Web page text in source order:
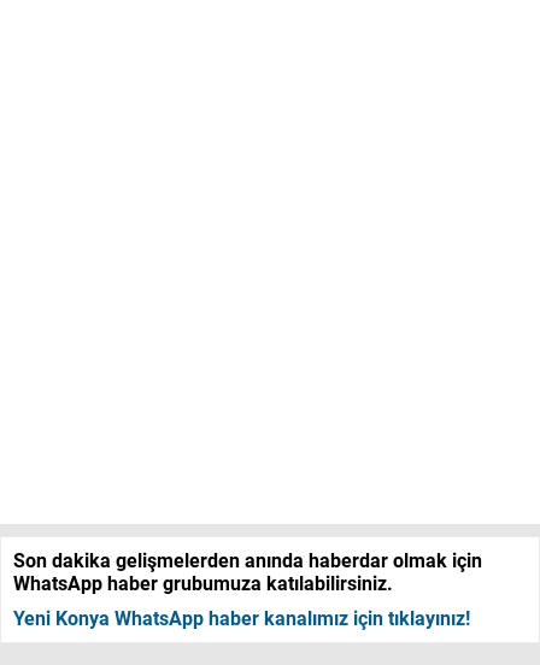
Son dakika gelişmelerden anında haberdar olmak için
WhatsApp haber grubumuza katılabilirsiniz.
Yeni Konya WhatsApp haber kanalımız için tıklayınız!